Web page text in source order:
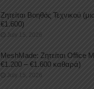
Ζητείται Βοηθός Τεχνικού
€1.600)
July 15, 2026
MeshMade: Ζητείται Office
€1.200 – €1.600 καθαρά)
July 15, 2026